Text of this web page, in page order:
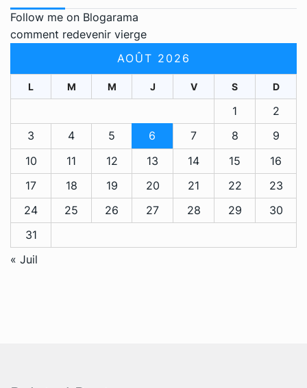
Follow me on Blogarama
comment redevenir vierge
AOÛT 2026
L M M J V S D
1
2
3
4 5 6 7 8
9
10
11 12 13 14 15
16
17
18 19 20 21 22
23
24
25 26 27 28 29
30
31
« Juil